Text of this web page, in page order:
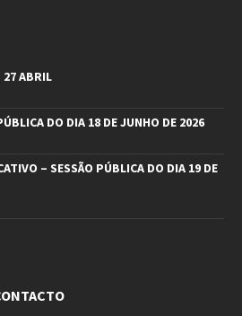
27 ABRIL
DO DIA 18 DE JUNHO DE 2026
– SESSÃO PÚBLICA DO DIA 19 DE